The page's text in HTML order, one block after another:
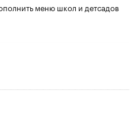
меню школ и детсадов